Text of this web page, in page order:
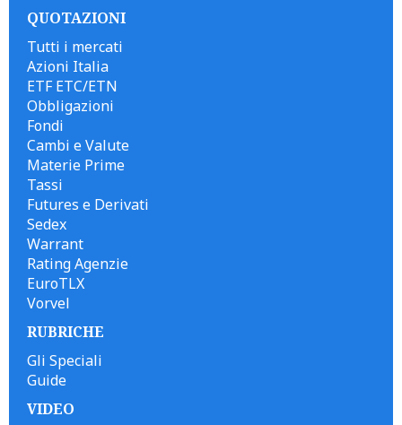
QUOTAZIONI
Tutti i mercati
Azioni Italia
ETF ETC/ETN
Obbligazioni
Fondi
Cambi e Valute
Materie Prime
Tassi
Futures e Derivati
Sedex
Warrant
Rating Agenzie
EuroTLX
Vorvel
RUBRICHE
Gli Speciali
Guide
VIDEO